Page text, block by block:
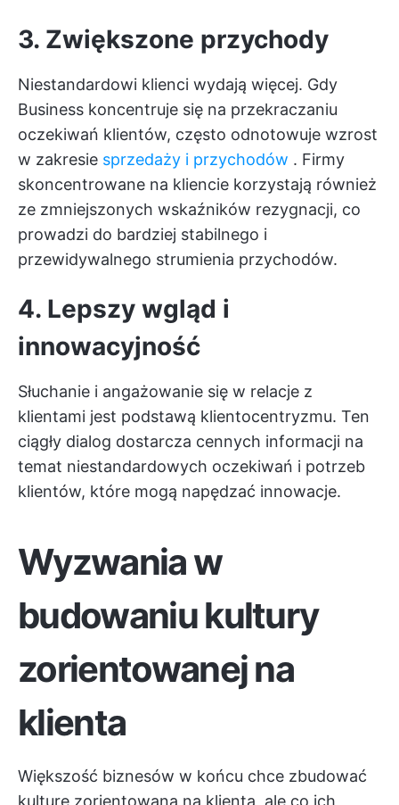
3. Zwiększone przychody
Niestandardowi klienci wydają więcej. Gdy
Business koncentruje się na przekraczaniu
oczekiwań klientów, często odnotowuje wzrost
w zakresie sprzedaży i przychodów . Firmy
skoncentrowane na kliencie korzystają również
ze zmniejszonych wskaźników rezygnacji, co
prowadzi do bardziej stabilnego i
przewidywalnego strumienia przychodów.
4. Lepszy wgląd i
innowacyjność
Słuchanie i angażowanie się w relacje z
klientami jest podstawą klientocentryzmu. Ten
ciągły dialog dostarcza cennych informacji na
temat niestandardowych oczekiwań i potrzeb
klientów, które mogą napędzać innowacje.
Wyzwania w
budowaniu kultury
zorientowanej na
klienta
Większość biznesów w końcu chce zbudować
kulturę zorientowaną na klienta, ale co ich